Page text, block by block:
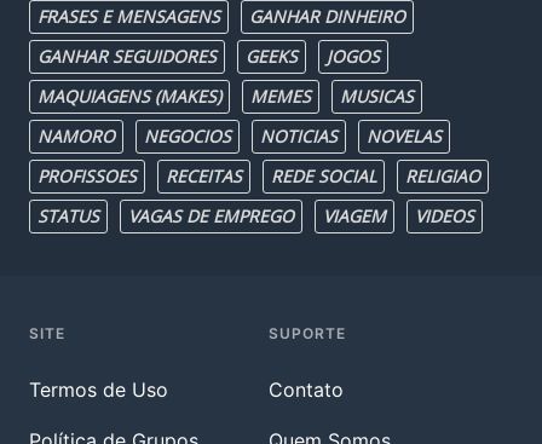
FRASES E MENSAGENS
GANHAR DINHEIRO
GANHAR SEGUIDORES
GEEKS
JOGOS
MAQUIAGENS (MAKES)
MEMES
MUSICAS
NAMORO
NEGOCIOS NOTICIAS
NOVELAS
PROFISSOES
RECEITAS REDE SOCIAL
RELIGIAO
STATUS
VAGAS DE EMPREGO VIAGEM VIDEOS
SITE
Termos de Uso
SUPORTE
Contato